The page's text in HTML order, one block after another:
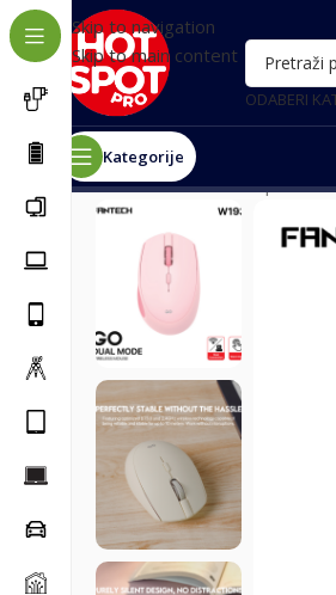
Skip to navigation
Skip to main content
ODABERI
Kategorije
Почетна/Računari i oprema/